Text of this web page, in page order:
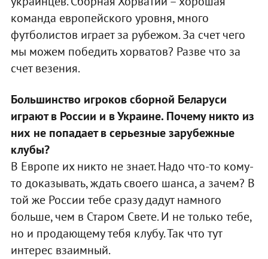
команда европейского уровня, много
футболистов играет за рубежом. За счет чего
мы можем победить хорватов? Разве что за
счет везения.
Большинство игроков сборной Беларуси
играют в России и в Украине. Почему никто из
них не попадает в серьезные зарубежные
клубы?
В Европе их никто не знает. Надо что-то кому-
то доказывать, ждать своего шанса, а зачем? В
той же России тебе сразу дадут намного
больше, чем в Старом Свете. И не только тебе,
но и продающему тебя клубу. Так что тут
интерес взаимный.